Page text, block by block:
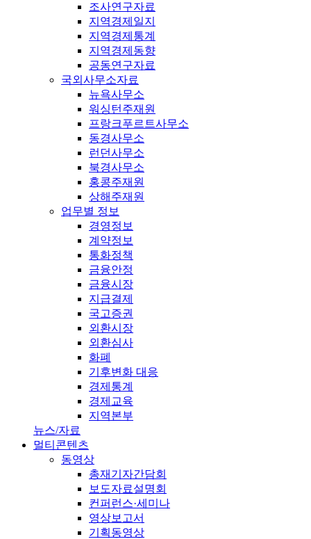
조사연구자료
지역경제일지
지역경제통계
지역경제동향
공동연구자료
국외사무소자료
뉴욕사무소
워싱턴주재원
프랑크푸르트사무소
동경사무소
런던사무소
북경사무소
홍콩주재원
상해주재원
업무별 정보
경영정보
계약정보
통화정책
금융안정
금융시장
지급결제
국고증권
외환시장
외환심사
화폐
기후변화 대응
경제통계
경제교육
지역본부
뉴스/자료
멀티콘텐츠
동영상
총재기자간담회
보도자료설명회
컨퍼런스·세미나
영상보고서
기획동영상